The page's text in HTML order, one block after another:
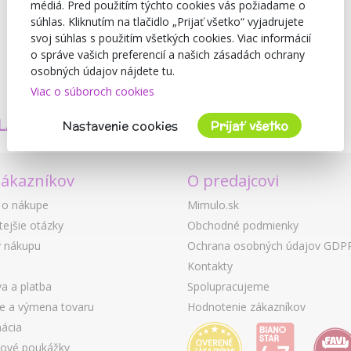
PRODUKTY
A KVALITA
nákupe
otázky
nákupu
a platba
a výmena tovaru
poukážky
O predajcovi
Mimulo.sk
Obchodné podmienky
Ochrana osobných údajov
Kontakty
Spolupracujeme
Hodnotenie zákazníkov
médiá. Pred použitím týchto cookies vás požiadame o
súhlas. Kliknutím na tlačidlo „Prijať všetko“ vyjadrujete
svoj súhlas s použitím všetkých cookies. Viac informácií
o správe vašich preferencií a našich zásadách ochrany
osobných údajov nájdete tu.
Viac o súboroch cookies
Nastavenie cookies Prijať všetko